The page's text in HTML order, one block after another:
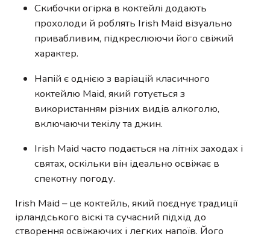
Скибочки огірка в коктейлі додають
прохолоди й роблять Irish Maid візуально
привабливим, підкреслюючи його свіжий
характер.
Напій є однією з варіацій класичного
коктейлю Maid, який готується з
використанням різних видів алкоголю,
включаючи текілу та джин.
Irish Maid часто подається на літніх заходах і
святах, оскільки він ідеально освіжає в
спекотну погоду.
Irish Maid – це коктейль, який поєднує традиції
ірландського віскі та сучасний підхід до
створення освіжаючих і легких напоїв. Його